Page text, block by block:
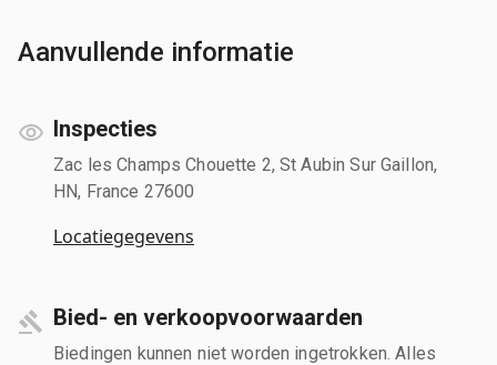
Aanvullende informatie
Inspecties
Zac les Champs Chouette 2, St Aubin Sur Gaillon,
HN, France 27600
Locatiegegevens
Bied- en verkoopvoorwaarden
Biedingen kunnen niet worden ingetrokken. Alles